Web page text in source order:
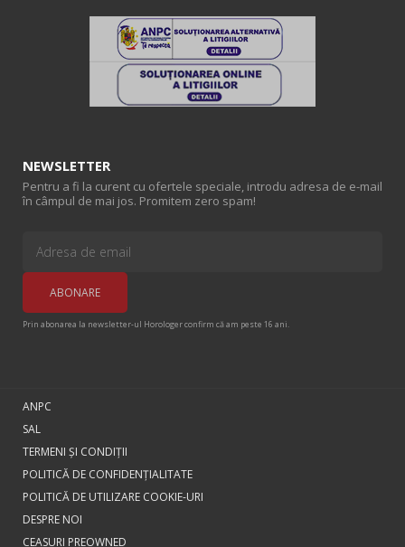
NEWSLETTER
Pentru a fi la curent cu ofertele speciale, introdu adresa de e-mail
în câmpul de mai jos. Promitem zero spam!
Prin abonarea la newsletter-ul Horologer confirm că am peste 16 ani.
ANPC
SAL
TERMENI ŞI CONDIŢII
POLITICĂ DE CONFIDENȚIALITATE
POLITICĂ DE UTILIZARE COOKIE-URI
DESPRE NOI
CEASURI PREOWNED